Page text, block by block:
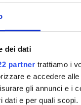
dei dati
partner trattiamo i
e accedere
gli annunci e i
dati e per quali